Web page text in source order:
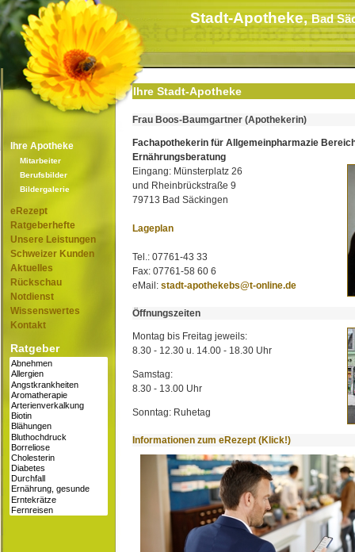
Stadt-Apotheke,Bad
Ihre Apotheke
Mitarbeiter
Berufsbilder
Bildergalerie
eRezept
Ratgeberhefte
Unsere Leistungen
Schweizer Kunden
Aktuelles
Rückschau
Notdienst
Wissenswertes
Kontakt
Ratgeber
Ihre Stadt-Apotheke
Frau Boos-Baumgartner (Apothekerin)
Fachapothekerin für Allgemeinpharmazie
Ernährungsberatung
Eingang: Münsterplatz 26
und Rheinbrückstraße 9
79713 Bad Säckingen
Lageplan
Tel.: 07761-43 33
Fax: 07761-58 60 6
eMail: stadt-apothekebs@t-online.de
Öffnungszeiten
Montag bis Freitag jeweils:
8.30 - 12.30 u. 14.00 - 18.30 Uhr
Samstag:
8.30 - 13.00 Uhr
Sonntag: Ruhetag
Informationen zum eRezept (Klick!)